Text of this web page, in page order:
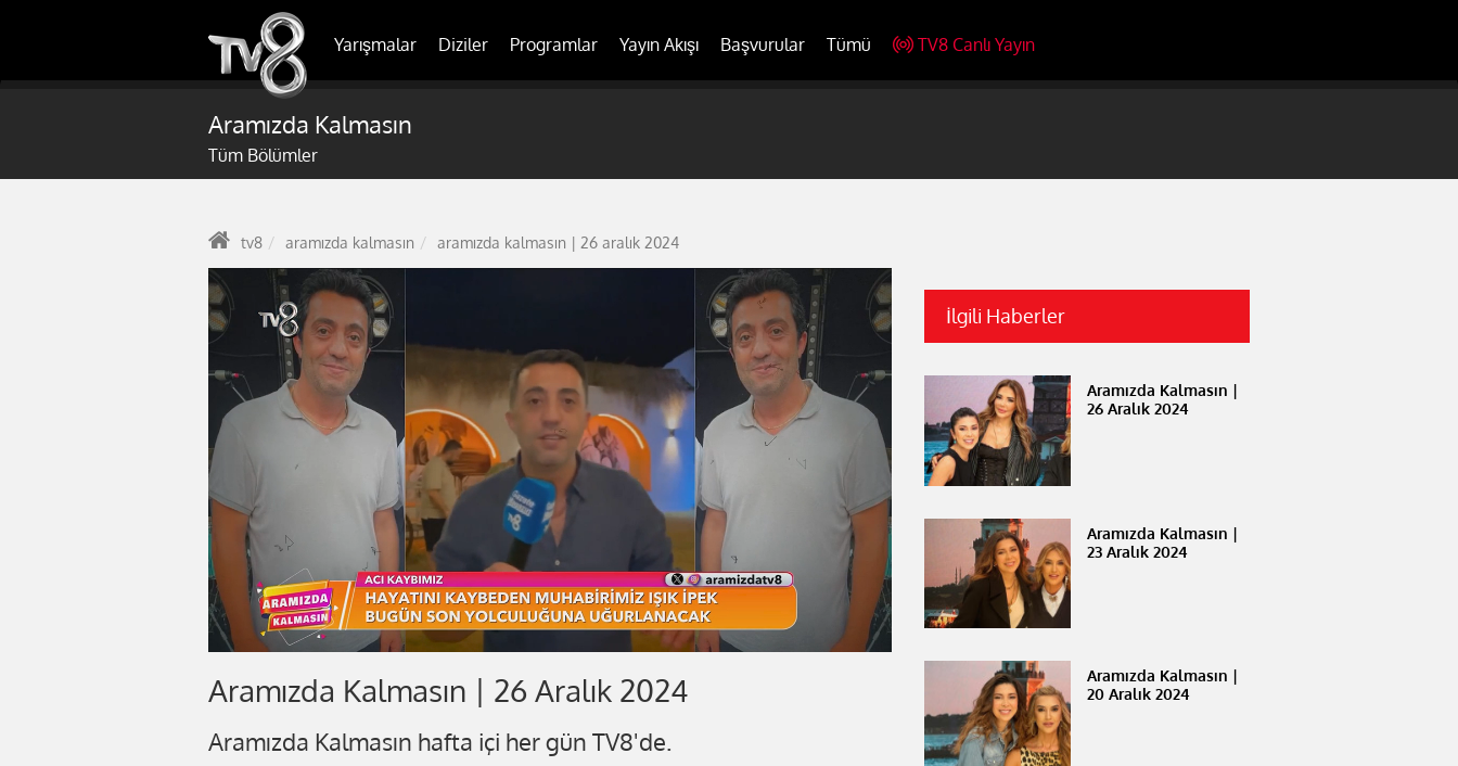
Yarışmalar Diziler Programlar Yayın Akışı Başvurular Tümü TV8 Canlı Yayın
Aramızda Kalmasın
Tüm Bölümler
tv8 aramızda kalmasın aramızda kalmasın | 26 aralık 2024
Aramızda Kalmasın | 26 Aralık 2024
Aramızda Kalmasın hafta içi her gün TV8'de.
İlgili Haberler
Aramızda Kalmasın |
26 Aralık 2024
Aramızda Kalmasın |
23 Aralık 2024
Aramızda Kalmasın |
20 Aralık 2024